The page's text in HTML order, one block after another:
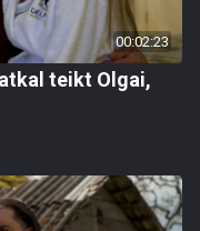
00:02:23
teikt Olgai,